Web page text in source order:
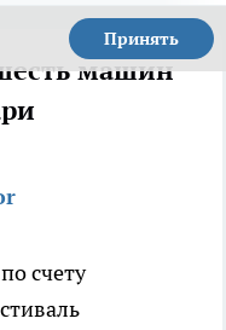
Принять
машин
счету